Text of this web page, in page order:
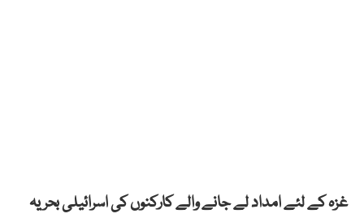
غزہ کے لئے امداد لے جانے والے کارکنوں کی اسرائیلی بحریہ